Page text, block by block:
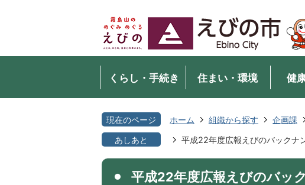
くらし・手続き 住まい・環境 健
現在のページ ホーム 組織から探す 企画課
あしあと
平成22年度広報えびのバックナ
平成22年度広報えびのバッ